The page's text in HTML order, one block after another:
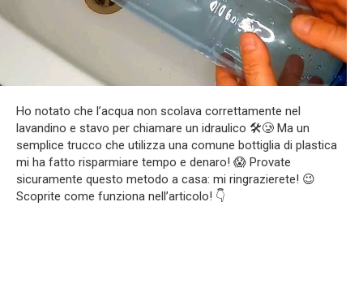
Ho notato che l’acqua non scolava correttamente nel
lavandino e stavo per chiamare un idraulico 🛠🥲 Ma un
semplice trucco che utilizza una comune bottiglia di plastica
mi ha fatto risparmiare tempo e denaro! 😱 Provate
sicuramente questo metodo a casa: mi ringrazierete! 😉
Scoprite come funziona nell’articolo! 👇